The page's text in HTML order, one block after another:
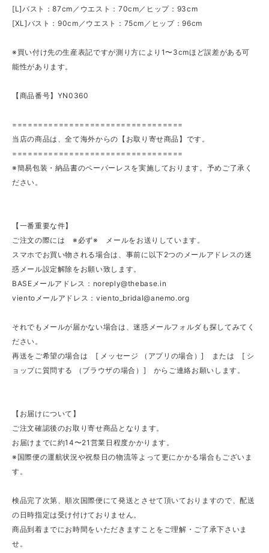
[L]バスト：87cm／ウエスト：70cm／ヒップ：93cm
[XL]バスト：90cm／ウエスト：75cm／ヒップ：96cm
※買い付け先の生産表記ですが測り方により1〜3cmほど誤差がある可
能性があります。
【商品番号】YN0360
=================================
当店の商品は、全て海外からの【お取り寄せ商品】です。
=================================
※簡易包装・納品書のペーパーレスを実施しております。予めご了承く
ださい。
【一番重要な件】
ご注文の際には ※必ず※ メールをお送りしています。
スマホでお買い物される場合は、事前に以下2つのメールアドレスの迷
惑メール設定解除をお願い致します。
BASEメールアドレス： noreply@thebase.in
vientoメールアドレス： viento_bridal@anemo.org
それでもメールが届かない場合は、迷惑メールフォルダも探してみてく
ださい。
再送をご希望の場合は [ メッセージ （アプリの場合）] または [ シ
ョップに質問する （ブラウザの場合）] からご連絡お願いします。
【お届けについて】
ご注文確認後のお取り寄せ商品となります。
お届けまでに約14〜21営業日程度かかります。
※国際便の運航状況や祝祭日の物流等よって更にかかる場合もございま
す。
検品完了次第、順次国際便にて発送とさせて頂いておりますので、配送
の日時指定は受け付けておりません。
商品到着までにお時間をいただきますことをご理解・ご了承下さいま
せ。